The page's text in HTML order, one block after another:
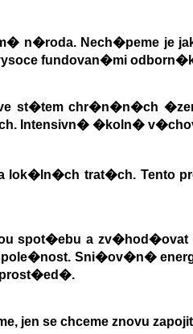
n�roda. Nech�peme
fundovan�mi
st�tem chr�n�n�ch
Intensivn� �koln�
a lok�ln�ch trat�ch.
spot�ebu a
Sni�ov�n�
jen se chceme znovu